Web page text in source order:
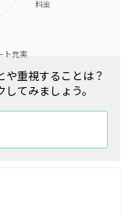
料金
ト充実
や重視することは？
てみましょう。